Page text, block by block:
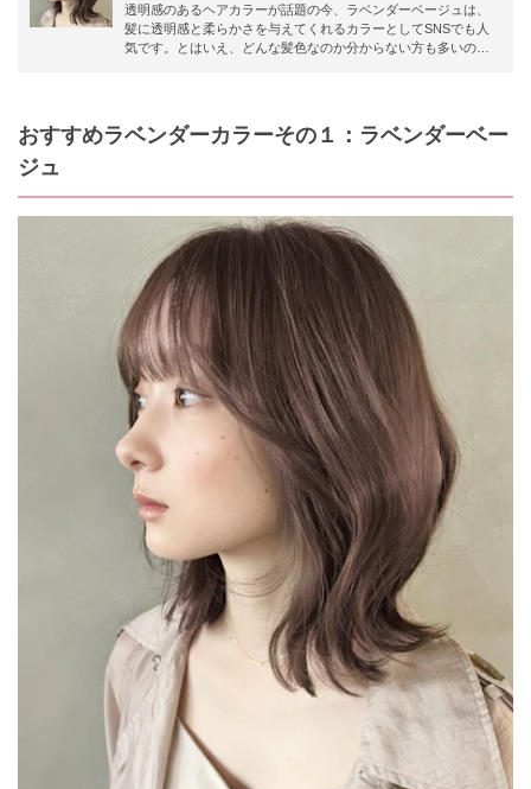
透明感のあるヘアカラーが話題の今、ラベンダーベージュは、
髪に透明感と柔らかさを与えてくれるカラーとしてSNSでも人
気です。とはいえ、どんな髪色なのか分からない方も多いので
おすすめラベンダーカラーその１：ラベンダーベー
ジュ